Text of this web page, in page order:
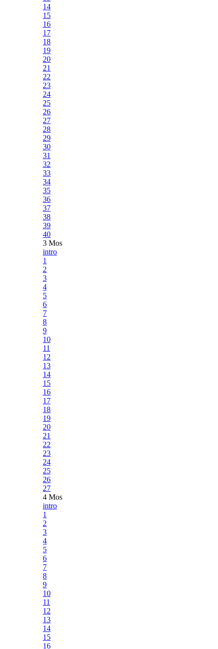
14
15
16
17
18
19
20
21
22
23
24
25
26
27
28
29
30
31
32
33
34
35
36
37
38
39
40
3 Mos
intro
1
2
3
4
5
6
7
8
9
10
11
12
13
14
15
16
17
18
19
20
21
22
23
24
25
26
27
4 Mos
intro
1
2
3
4
5
6
7
8
9
10
11
12
13
14
15
16